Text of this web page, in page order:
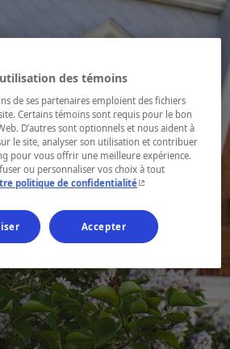
des témoins
de ses partenaires emploient des fichiers
Certains témoins sont requis pour le bon
D’autres sont optionnels et nous aident à
le site, analyser son utilisation et contribuer
pour vous offrir une meilleure expérience.
ou personnaliser vos choix à tout
politique de confidentialité- Cet hyperlien
Accepter